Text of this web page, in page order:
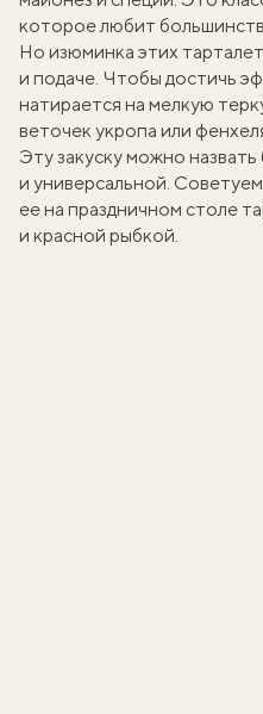
которое любит
Но изюминка этих
и подаче. Чтобы достичь
натирается на мелкую
веточек укропа или
Эту закуску можно
и универсальной.
ее на праздничном столе
и красной рыбкой.